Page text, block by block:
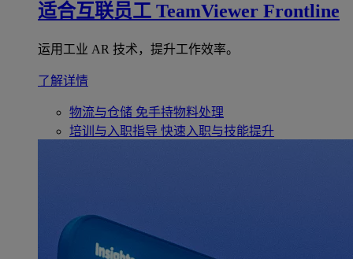
适合互联员工 TeamViewer Frontline
运用工业 AR 技术，提升工作效率。
了解详情
物流与仓储 免手持物料处理
培训与入职指导 快速入职与技能提升